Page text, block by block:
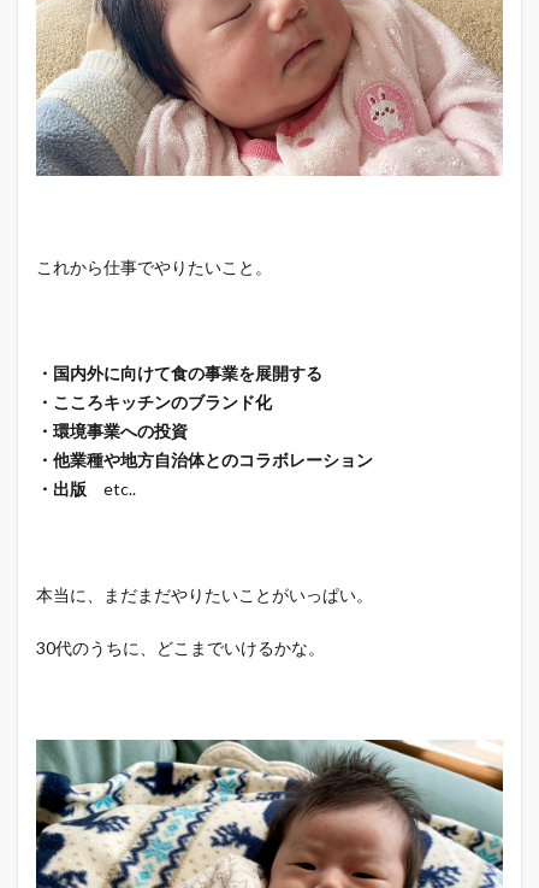
これから仕事でやりたいこと。
・国内外に向けて食の事業を展開する
・こころキッチンのブランド化
・環境事業への投資
・他業種や地方自治体とのコラボレーション
・出版 etc..
本当に、まだまだやりたいことがいっぱい。
30代のうちに、どこまでいけるかな。